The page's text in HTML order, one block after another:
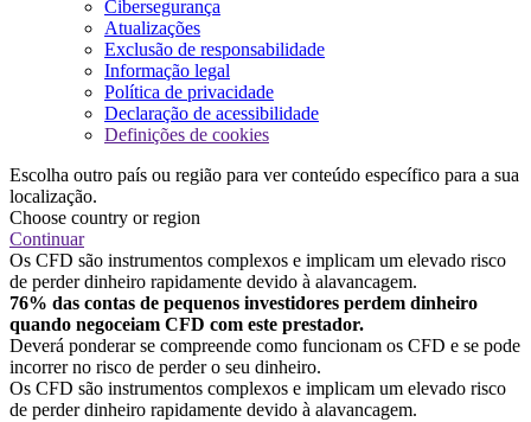
Cibersegurança
Atualizações
Exclusão de responsabilidade
Informação legal
Política de privacidade
Declaração de acessibilidade
Definições de cookies
Escolha outro país ou região para ver conteúdo específico para a sua
localização.
Choose country or region
Continuar
Os CFD são instrumentos complexos e implicam um elevado risco
de perder dinheiro rapidamente devido à alavancagem.
76% das contas de pequenos investidores perdem dinheiro
quando negoceiam CFD com este prestador.
Deverá ponderar se compreende como funcionam os CFD e se pode
incorrer no risco de perder o seu dinheiro.
Os CFD são instrumentos complexos e implicam um elevado risco
de perder dinheiro rapidamente devido à alavancagem.